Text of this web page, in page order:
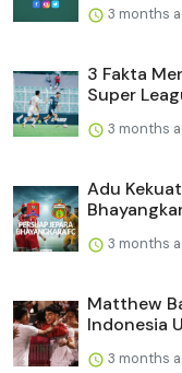
3 months
3 Fakta
Super
3 months
Adu
3 months
Matthew
Indonesia
3 months